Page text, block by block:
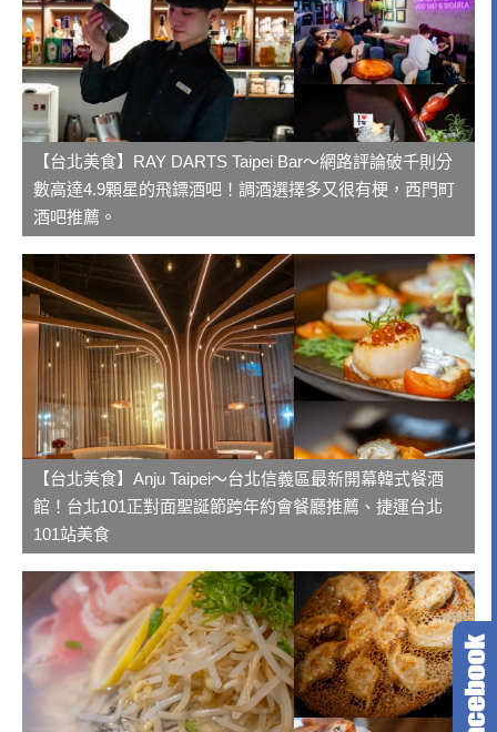
【台北美食】RAY DARTS Taipei Bar～網路評論破千則分
數高達4.9顆星的飛鏢酒吧！調酒選擇多又很有梗，西門町
酒吧推薦。
【台北美食】Anju Taipei～台北信義區最新開幕韓式餐酒
館！台北101正對面聖誕節跨年約會餐廳推薦、捷運台北
101站美食